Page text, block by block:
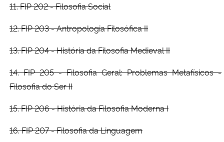
11. FIP 202 - Filosofia Social
12. FIP 203 - Antropologia Filosófica II
13. FIP 204 - História da Filosofia Medieval II
14. FIP 205 - Filosofia Geral: Problemas Metafísicos -
Filosofia do Ser II
15. FIP 206 - História da Filosofia Moderna I
16. FIP 207 - Filosofia da Linguagem